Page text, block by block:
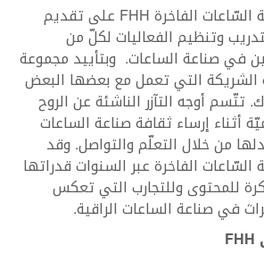
تعمل مؤسسة صناعة السّاعات الفاخرة FHH على تقديم
وتنظيم الفعاليات لكلّ من
في صناعة الساعات. وبتأييد مجموعة
الشريكة التي تعمل مع بعضها البعض
أوجه التآزر الناشئة عن الروح
أثناء إرساء ثقافة صناعة الساعات
من خلال التعلّم والتواصل. وقد
الفاخرة عبر السنوات قدراتها
للمحتوى وللتجارب التي تعكس
في صناعة الساعات الراقية.
FHH